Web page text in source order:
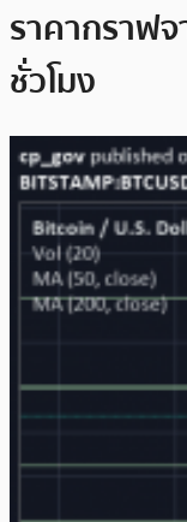
ราคากราฟ
ชั่วโมง